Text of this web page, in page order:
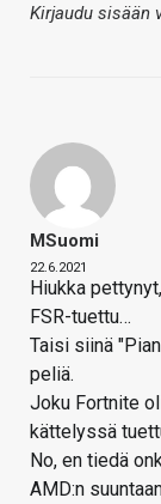
Kirjaudu sisään
MSuomi
22.6.2021
Hiukka
FSR-tuettu…
Taisi siinä
peliä.
Joku Fortnite
kättelyssä
No, en tiedä
AMD:n